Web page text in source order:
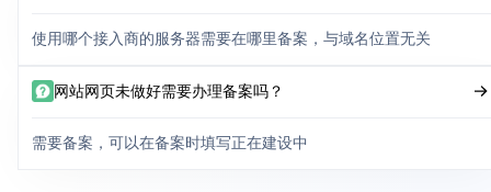
使用哪个接入商的服务器需要在哪里备案，与域名位置无关
网站网页未做好需要办理备案吗？
需要备案，可以在备案时填写正在建设中